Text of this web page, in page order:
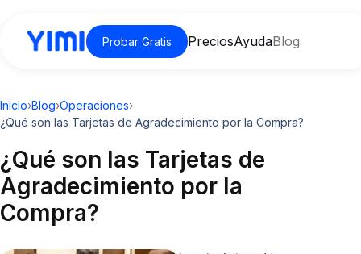
Probar Gratis PreciosAyudaBlog
Inicio›Blog›Operaciones›
¿Qué son las Tarjetas de Agradecimiento por la Compra?
¿Qué son las Tarjetas de
Agradecimiento por la
Compra?